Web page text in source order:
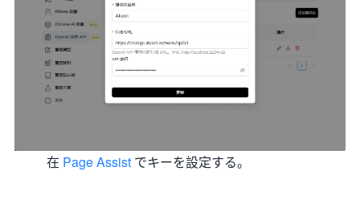
在 Page Assist でキーを設定する。